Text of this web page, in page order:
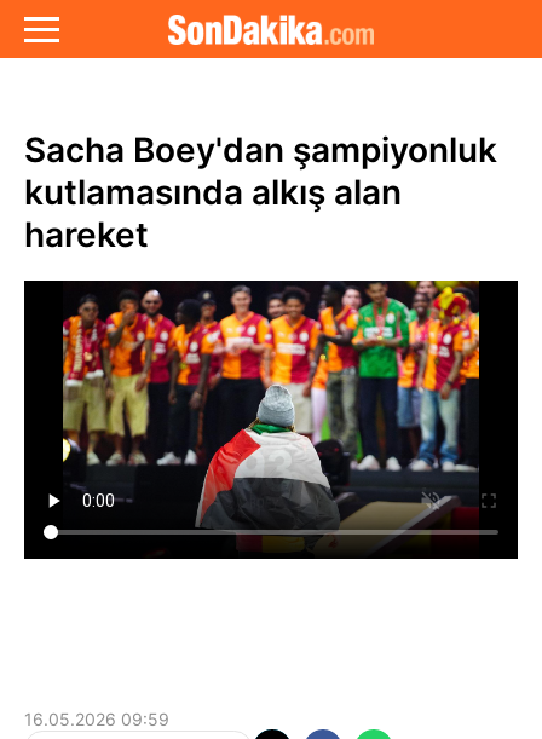
Sacha Boey'dan şampiyonluk
kutlamasında alkış alan
hareket
16.05.2026 09:59